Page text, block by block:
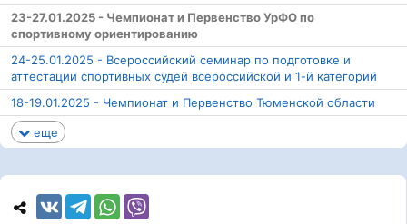
23-27.01.2025 - Чемпионат и Первенство УрФО по
спортивному ориентированию
24-25.01.2025 - Всероссийский семинар по подготовке и
аттестации спортивных судей всероссийской и 1-й категорий
18-19.01.2025 - Чемпионат и Первенство Тюменской области
еще